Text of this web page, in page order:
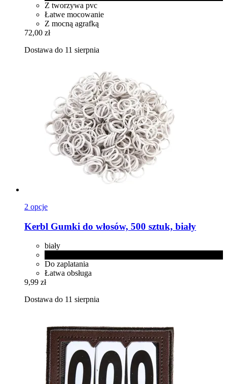
Z tworzywa pvc
Łatwe mocowanie
Z mocną agrafką
72,00 zł
Dostawa do 11 sierpnia
2 opcje
Kerbl Gumki do włosów, 500 sztuk, biały
biały
Do zaplatania
Łatwa obsługa
9,99 zł
Dostawa do 11 sierpnia